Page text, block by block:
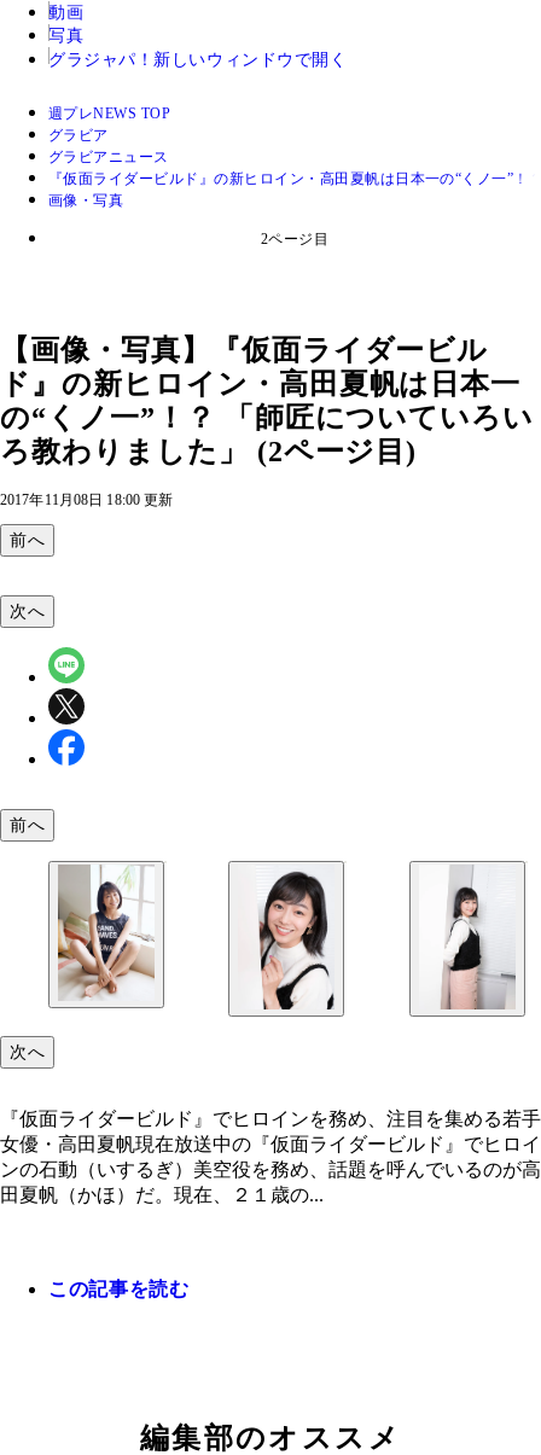
動画
写真
グラジャパ！ 新しいウィンドウで開く
週プレNEWS TOP
グラビア
グラビアニュース
『仮面ライダービルド』の新ヒロイン・高田夏帆は日本一の“くノ一”
画像・写真
2ページ目
【画像・写真】『仮面ライダービル
ド』の新ヒロイン・高田夏帆は日本一
の“くノ一”！？ 「師匠についていろい
ろ教わりました」 (2ページ目)
2017年11月08日 18:00 更新
前へ
次へ
前へ
次へ
『仮面ライダービルド』でヒロインを務め、注目を集める若手
女優・高田夏帆現在放送中の『仮面ライダービルド』でヒロイ
ンの石動（いするぎ）美空役を務め、話題を呼んでいるのが高
田夏帆（かほ）だ。現在、２１歳の...
この記事を読む
編集部のオススメ